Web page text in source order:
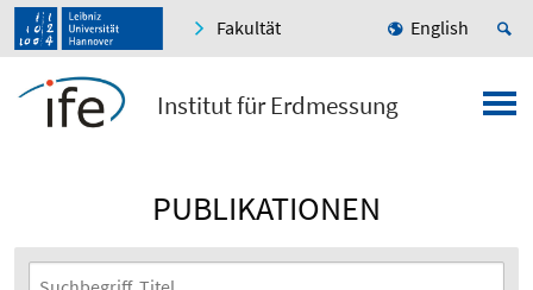
Fakultät English
Institut für Erdmessung
PUBLIKATIONEN